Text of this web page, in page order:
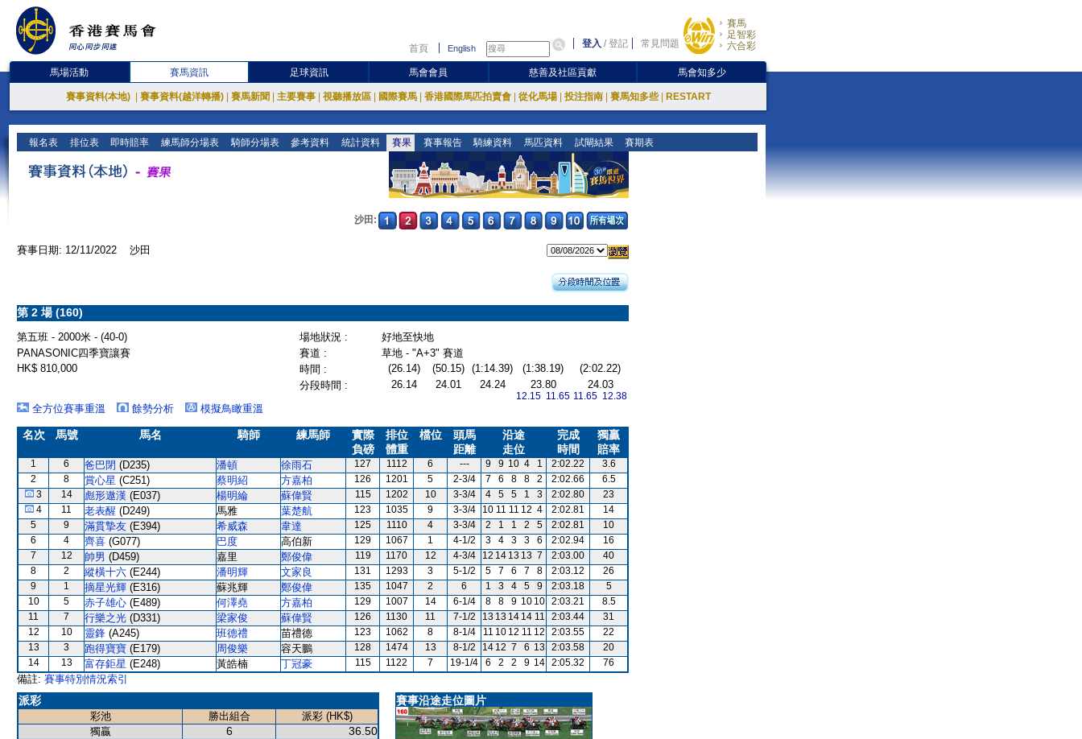
首頁 English 登入 /登記 常見問題
賽馬
足智彩
六合彩
馬場活動 賽馬資訊 足球資訊 馬會會員 慈善及社區貢獻 馬會知多少
賽事資料(本地) 賽事資料(越洋轉播) 賽馬新聞 主要賽事 視聽播放區 國際賽馬 香港國際馬匹拍賣會 從化馬場 投注指南 賽馬知多些 RESTART
報名表 排位表 即時賠率 練馬師分場表 騎師分場表 參考資料 統計資料 賽果 賽事報告 騎練資料 馬匹資料 試閘結果 賽期表
沙田:
賽事日期: 12/11/2022 沙田
第 2 場 (160)
第五班 - 2000米 - (40-0) 場地狀況 :
好地至快地
PANASONIC四季寶讓賽
賽道 :
草地 - "A+3" 賽道
HK$ 810,000
時間 : (26.14) (50.15) (1:14.39) (1:38.19)
(2:02.22)
分段時間 :
26.14 24.01 24.24 23.80
12.15 11.65
24.03
11.65 12.38
全方位賽事重溫 餘勢分析 模擬鳥瞰重溫
名次 馬號 馬名 騎師 練馬師
實際
負磅
排位
體重
檔位
頭馬
距離
沿途
走位
完成
時間
獨贏
賠率
1 6 爸巴閉 (D235) 潘頓 徐雨石 127 1112 6 --- 9 9 10 4 1 2:02.22
3.6
2
8 賞心星 (C251) 蔡明紹 方嘉柏 126 1201 5 2-3/4 7 6 8 8 2 2:02.66
6.5
3
14 彪形遨漢 (E037) 楊明綸 蘇偉賢 115 1202 10 3-3/4 4 5 5 1 3 2:02.80
23
4
11 老表醒 (D249) 馬雅 葉楚航 123 1035 9 3-3/4 10 11 11 12 4 2:02.81
14
5
9 滿貫摯友 (E394) 希威森 韋達 125 1110 4 3-3/4 2 1 1 2 5 2:02.81
10
6
4 齊喜 (G077) 巴度 高伯新 129 1067 1 4-1/2 3 4 3 3 6 2:02.94
16
7
12 帥男 (D459) 嘉里 鄭俊偉 119 1170 12 4-3/4 12 14 13 13 7 2:03.00
40
8
2 縱橫十六 (E244) 潘明輝 文家良 131 1293 3 5-1/2 5 7 6 7 8 2:03.12
26
9
1 摘星光輝 (E316) 蘇兆輝 鄭俊偉 135 1047 2 6 1 3 4 5 9 2:03.18
5
10
5 赤子雄心 (E489) 何澤堯 方嘉柏 129 1007 14 6-1/4 8 8 9 10 10 2:03.21
8.5
11
7 行樂之光 (D331) 梁家俊 蘇偉賢 126 1130 11 7-1/2 13 13 14 14 11 2:03.44
31
12
10 靈鋒 (A245) 班德禮 苗禮德 123 1062 8 8-1/4 11 10 12 11 12 2:03.55
22
13
3 跑得寶寶 (E179) 周俊樂 容天鵬 128 1474 13 8-1/2 14 12 7 6 13 2:03.58
20
14
13 富存鉅星 (E248) 黃皓楠 丁冠豪 115 1122 7 19-1/4 6 2 2 9 14 2:05.32 76
備註: 賽事特別情況索引
派彩
彩池 勝出組合
派彩 (HK$)
獨贏
6 36.50
賽事沿途走位圖片